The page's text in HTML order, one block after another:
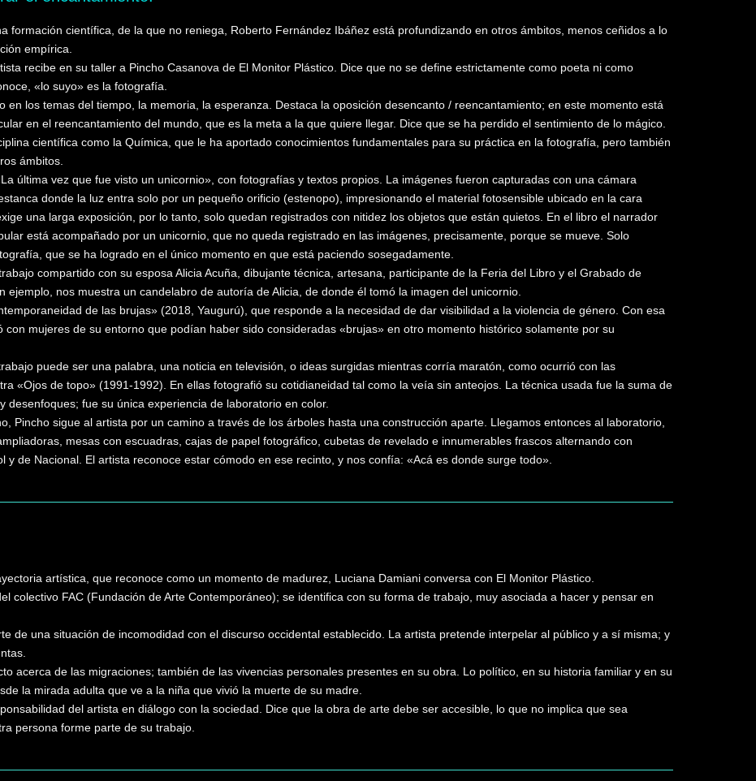
formación científica, de la que no reniega, Roberto Fernández Ibáñez está profundizando en otros ámbitos, menos ceñidos a lo
empírica.
recibe en su taller a Pincho Casanova de El Monitor Plástico. Dice que no se define estrictamente como poeta ni como
«lo suyo» es la fotografía.
en los temas del tiempo, la memoria, la esperanza. Destaca la oposición desencanto / reencantamiento; en este momento está
en el reencantamiento del mundo, que es la meta a la que quiere llegar. Dice que se ha perdido el sentimiento de lo mágico.
científica como la Química, que le ha aportado conocimientos fundamentales para su práctica en la fotografía, pero también
ámbitos.
última vez que fue visto un unicornio», con fotografías y textos propios. La imágenes fueron capturadas con una cámara
donde la luz entra solo por un pequeño orificio (estenopo), impresionando el material fotosensible ubicado en la cara
una larga exposición, por lo tanto, solo quedan registrados con nitidez los objetos que están quietos. En el libro el narrador
está acompañado por un unicornio, que no queda registrado en las imágenes, precisamente, porque se mueve. Solo
que se ha logrado en el único momento en que está paciendo sosegadamente.
compartido con su esposa Alicia Acuña, dibujante técnica, artesana, participante de la Feria del Libro y el Grabado de
ejemplo, nos muestra un candelabro de autoría de Alicia, de donde él tomó la imagen del unicornio.
de las brujas» (2018, Yaugurú), que responde a la necesidad de dar visibilidad a la violencia de género. Con esa
con mujeres de su entorno que podían haber sido consideradas «brujas» en otro momento histórico solamente por su
puede ser una palabra, una noticia en televisión, o ideas surgidas mientras corría maratón, como ocurrió con las
«Ojos de topo» (1991-1992). En ellas fotografió su cotidianeidad tal como la veía sin anteojos. La técnica usada fue la suma de
desenfoques; fue su única experiencia de laboratorio en color.
Pincho sigue al artista por un camino a través de los árboles hasta una construcción aparte. Llegamos entonces al laboratorio,
mesas con escuadras, cajas de papel fotográfico, cubetas de revelado e innumerables frascos alternando con
y de Nacional. El artista reconoce estar cómodo en ese recinto, y nos confía: «Acá es donde surge todo».
artística, que reconoce como un momento de madurez, Luciana Damiani conversa con El Monitor Plástico.
colectivo FAC (Fundación de Arte Contemporáneo); se identifica con su forma de trabajo, muy asociada a hacer y pensar en
de una situación de incomodidad con el discurso occidental establecido. La artista pretende interpelar al público y a sí misma; y
acerca de las migraciones; también de las vivencias personales presentes en su obra. Lo político, en su historia familiar y en su
la mirada adulta que ve a la niña que vivió la muerte de su madre.
del artista en diálogo con la sociedad. Dice que la obra de arte debe ser accesible, lo que no implica que sea
persona forme parte de su trabajo.